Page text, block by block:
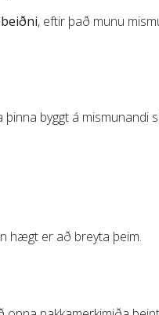
, eftir það munu
byggt á mismunandi
hægt er að breyta þeim.